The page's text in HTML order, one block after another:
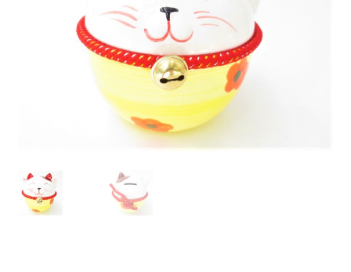
Mijn account